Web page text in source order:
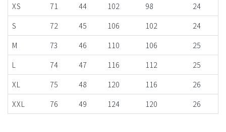
XS
71 44 102 98
24
S
72 45 106 102
24
M
73 46 110 106
25
L
74 47 116 112
25
XL
75 48 120 116
26
XXL
76 49 124 120 26